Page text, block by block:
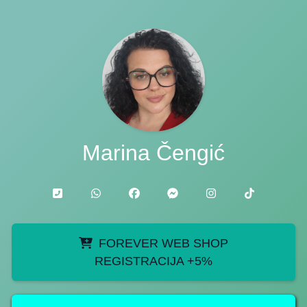
Marina Čengić
FOREVER WEB SHOP
REGISTRACIJA +5%